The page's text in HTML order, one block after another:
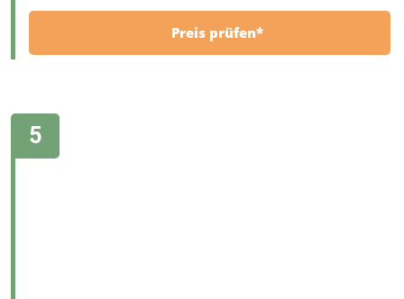
Preis prüfen*